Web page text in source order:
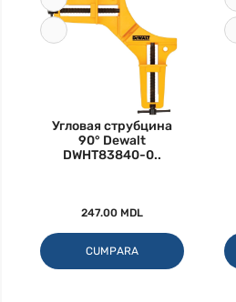
Угловая струбцина
90° Dewalt
DWHT83840-0..
247.00 MDL
CUMPARA